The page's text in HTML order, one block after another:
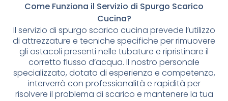
Come Funziona il Servizio di Spurgo Scarico
Cucina?
Il servizio di spurgo scarico cucina prevede l’utilizzo
di attrezzature e tecniche specifiche per rimuovere
gli ostacoli presenti nelle tubature e ripristinare il
corretto flusso d’acqua. Il nostro personale
specializzato, dotato di esperienza e competenza,
interverrà con professionalità e rapidità per
risolvere il problema di scarico e mantenere la tua